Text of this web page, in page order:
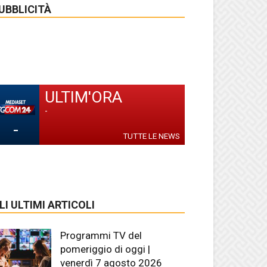
-
ULTIM'ORA
-
TUTTE LE NEWS
ULTIMI ARTICOLI
Programmi TV del
pomeriggio di oggi |
venerdì 7 agosto 2026